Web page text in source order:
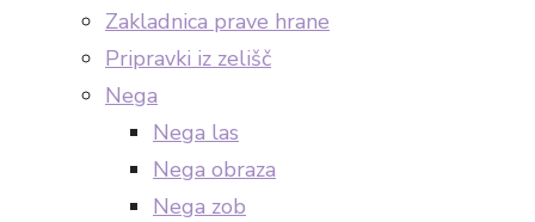
Zakladnica prave hrane
Pripravki iz zelišč
Nega
Nega las
Nega obraza
Nega zob